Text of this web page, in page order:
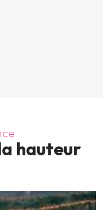
ce
a hauteur